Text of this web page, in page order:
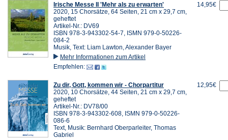
Irische Messe II 'Mehr als zu erwarten'
2020, 15 Chorsätze, 64 Seiten, 21 cm x 29,7 cm,
geheftet
Artikel-Nr.: DV69
ISBN 978-3-943302-54-7, ISMN 979-0-50226-
084-2
Musik, Text: Liam Lawton, Alexander Bayer
Mehr Informationen zum Artikel
Empfehlen:
14,95€
Zu dir, Gott, kommen wir - Chorpartitur
2020, 10 Chorsätze, 44 Seiten, 21 cm x 29,7 cm,
geheftet
Artikel-Nr.: DV78/00
ISBN 978-3-943302-608, ISMN 979-0-50226-
086-6
Text, Musik: Bernhard Oberparleiter, Thomas
Gabriel
12,95€